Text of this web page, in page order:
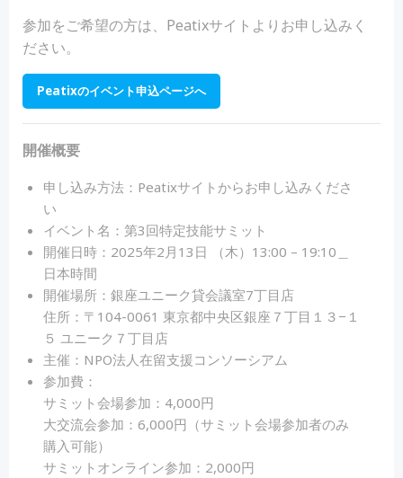
参加をご希望の方は、Peatixサイトよりお申し込みく
ださい。
Peatixのイベント申込ページへ
開催概要
申し込み方法：Peatixサイトからお申し込みくださ
い
イベント名：第3回特定技能サミット
開催日時：2025年2月13日 （木）13:00 – 19:10＿
日本時間
開催場所：銀座ユニーク貸会議室7丁目店
住所：〒104-0061 東京都中央区銀座７丁目１３−１
５ ユニーク７丁目店
主催：NPO法人在留支援コンソーシアム
参加費：
サミット会場参加：4,000円
大交流会参加：6,000円（サミット会場参加者のみ
購入可能）
サミットオンライン参加：2,000円